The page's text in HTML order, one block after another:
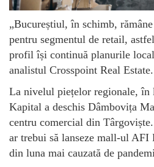
„Bucureștiul, în schimb,
pentru segmentul de retail,
profil își continuă planurile
analistul Crosspoint Real Estate.
La nivelul piețelor regionale, în
Kapital a deschis Dâmbovița
centru comercial din
ar trebui să lanseze mall-ul AFI
din luna mai cauzată de